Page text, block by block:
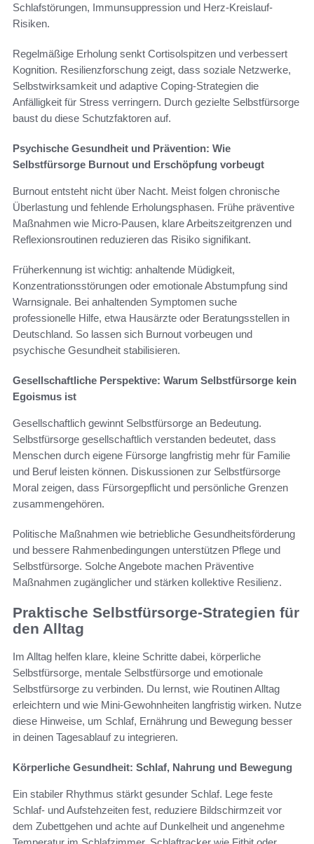
Schlafstörungen, Immunsuppression und Herz-Kreislauf-
Risiken.
Regelmäßige Erholung senkt Cortisolspitzen und verbessert
Kognition. Resilienzforschung zeigt, dass soziale Netzwerke,
Selbstwirksamkeit und adaptive Coping-Strategien die
Anfälligkeit für Stress verringern. Durch gezielte Selbstfürsorge
baust du diese Schutzfaktoren auf.
Psychische Gesundheit und Prävention: Wie
Selbstfürsorge Burnout und Erschöpfung vorbeugt
Burnout entsteht nicht über Nacht. Meist folgen chronische
Überlastung und fehlende Erholungsphasen. Frühe präventive
Maßnahmen wie Micro-Pausen, klare Arbeitszeitgrenzen und
Reflexionsroutinen reduzieren das Risiko signifikant.
Früherkennung ist wichtig: anhaltende Müdigkeit,
Konzentrationsstörungen oder emotionale Abstumpfung sind
Warnsignale. Bei anhaltenden Symptomen suche
professionelle Hilfe, etwa Hausärzte oder Beratungsstellen in
Deutschland. So lassen sich Burnout vorbeugen und
psychische Gesundheit stabilisieren.
Gesellschaftliche Perspektive: Warum Selbstfürsorge kein
Egoismus ist
Gesellschaftlich gewinnt Selbstfürsorge an Bedeutung.
Selbstfürsorge gesellschaftlich verstanden bedeutet, dass
Menschen durch eigene Fürsorge langfristig mehr für Familie
und Beruf leisten können. Diskussionen zur Selbstfürsorge
Moral zeigen, dass Fürsorgepflicht und persönliche Grenzen
zusammengehören.
Politische Maßnahmen wie betriebliche Gesundheitsförderung
und bessere Rahmenbedingungen unterstützen Pflege und
Selbstfürsorge. Solche Angebote machen Präventive
Maßnahmen zugänglicher und stärken kollektive Resilienz.
Praktische Selbstfürsorge-Strategien für
den Alltag
Im Alltag helfen klare, kleine Schritte dabei, körperliche
Selbstfürsorge, mentale Selbstfürsorge und emotionale
Selbstfürsorge zu verbinden. Du lernst, wie Routinen Alltag
erleichtern und wie Mini-Gewohnheiten langfristig wirken. Nutze
diese Hinweise, um Schlaf, Ernährung und Bewegung besser
in deinen Tagesablauf zu integrieren.
Körperliche Gesundheit: Schlaf, Nahrung und Bewegung
Ein stabiler Rhythmus stärkt gesunder Schlaf. Lege feste
Schlaf- und Aufstehzeiten fest, reduziere Bildschirmzeit vor
dem Zubettgehen und achte auf Dunkelheit und angenehme